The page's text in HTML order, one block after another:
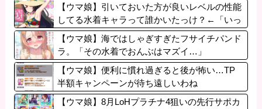
【ウマ娘】引いておいた方が良いレベルの性能
してる水着キャラって誰かいたっけ？←「いっ
ぱいいるぞ」
【ウマ娘】海ではしゃぎすぎたフサイチパンド
ラ。「その水着でおんぶはマズイ…」
【ウマ娘】便利に慣れ過ぎると後が怖い…TP
半額キャンペーンが待ち遠しいわね
【ウマ娘】8月LoHプラチナ4狙いの先行サポカ